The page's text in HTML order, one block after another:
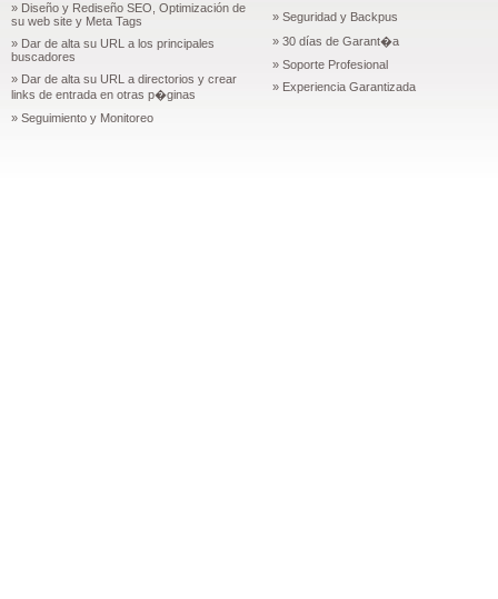
» Diseño y Rediseño SEO, Optimización de
su web site y Meta Tags
» Dar de alta su URL a los principales
buscadores
» Dar de alta su URL a directorios y crear
links de entrada en otras p�ginas
» Seguimiento y Monitoreo
» Seguridad y Backpus
» 30 días de Garant�a
» Soporte Profesional
» Experiencia Garantizada